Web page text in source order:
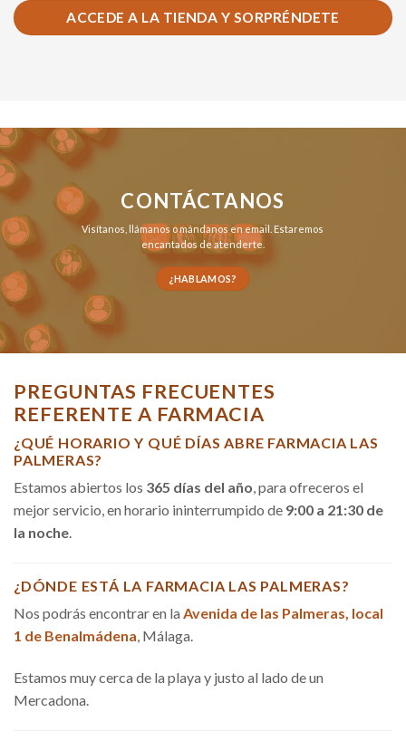
ACCEDE A LA TIENDA Y SORPRÉNDETE
CONTÁCTANOS
Visítanos, llámanosomándanos en email . Estaremos
encantados de atenderte.
¿HABLAMOS?
PREGUNTAS FRECUENTES
REFERENTE A FARMACIA
¿QUÉ HORARIO Y QUÉ DÍAS ABRE FARMACIA LAS
PALMERAS?
Estamos abiertos los 365 días del año, para ofreceros el
mejor servicio, en horario ininterrumpido de 9:00 a 21:30 de
la noche.
¿DÓNDE ESTÁ LA FARMACIA LAS PALMERAS?
Nos podrás encontrar en la Avenida de las Palmeras, local
1 de Benalmádena, Málaga.
Estamos muy cerca de la playa y justo al lado de un
Mercadona.